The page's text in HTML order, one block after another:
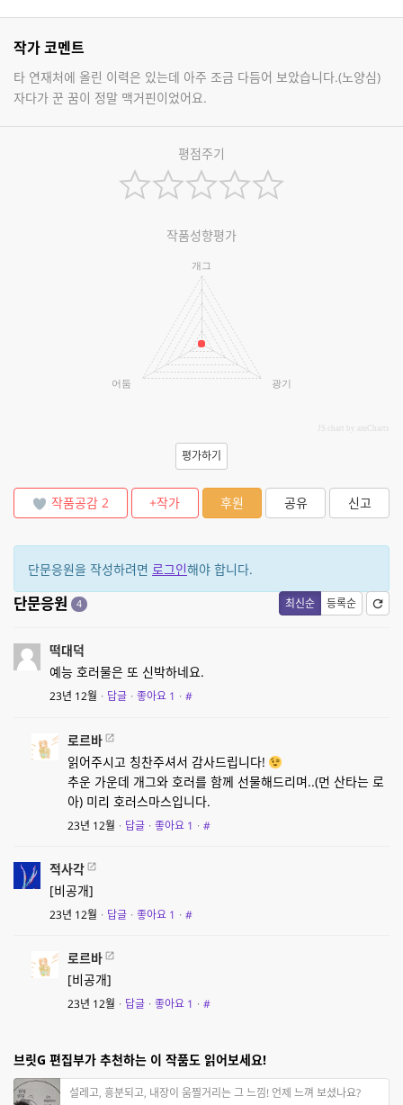
작가 코멘트
타 연재처에 올린 이력은 있는데 아주 조금 다듬어 보았습니다.(노양심)
자다가 꾼 꿈이 정말 맥거핀이었어요.
평점주기
작품성향평가
개그
광기
어둠
JS chart by amCharts
평가하기
작품공감 2 +작가 후원 공유 신고
단문응원을 작성하려면 로그인해야 합니다.
최신순 등록순
단문응원 4
떡대덕
예능 호러물은 또 신박하네요.
23년 12월 · 답글 · 좋아요 1 · #
로르바
읽어주시고 칭찬주셔서 감사드립니다!
추운 가운데 개그와 호러를 함께 선물해드리며..(먼 산타는 로
아) 미리 호러스마스입니다.
23년 12월 · 답글 · 좋아요 1 · #
적사각
[비공개]
23년 12월 · 답글 · 좋아요 1 · #
로르바
[비공개]
23년 12월 · 답글 · 좋아요 1 · #
브릿G 편집부가 추천하는 이 작품도 읽어보세요!
설레고, 흥분되고, 내장이 움찔거리는 그 느낌! 언제 느껴 보셨나요?